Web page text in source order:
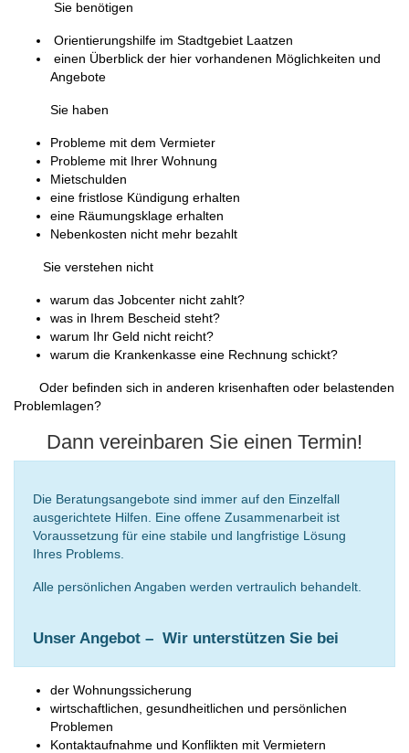
Sie benötigen
Orientierungshilfe im Stadtgebiet Laatzen
einen Überblick der hier vorhandenen Möglichkeiten und
Angebote
Sie haben
Probleme mit dem Vermieter
Probleme mit Ihrer Wohnung
Mietschulden
eine fristlose Kündigung erhalten
eine Räumungsklage erhalten
Nebenkosten nicht mehr bezahlt
Sie verstehen nicht
warum das Jobcenter nicht zahlt?
was in Ihrem Bescheid steht?
warum Ihr Geld nicht reicht?
warum die Krankenkasse eine Rechnung schickt?
Oder befinden sich in anderen krisenhaften oder belastenden
Problemlagen?
Dann vereinbaren Sie einen Termin!
Die Beratungsangebote sind immer auf den Einzelfall
ausgerichtete Hilfen. Eine offene Zusam­menarbeit ist
Voraussetzung für eine stabile und langfristige Lösung
Ihres Problems.
Alle persönlichen Angaben werden vertraulich behandelt.
Unser Angebot – Wir unterstützen Sie bei
der Wohnungssicherung
wirtschaftlichen, gesundheitlichen und persönlichen
Problemen
Kontaktaufnahme und Konflikten mit Vermietern